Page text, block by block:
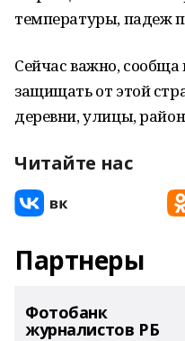
температуры, падеж
Сейчас важно,
защищать от этой
деревни, улицы,
Читайте нас
Партнеры
Фотобанк
журналистов РБ